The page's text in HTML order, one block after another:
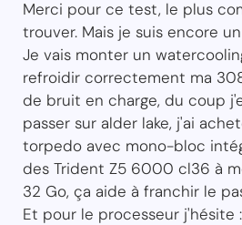
Merci pour ce test, le plus
trouver. Mais je suis encore
Je vais monter un
refroidir correctement ma
de bruit en charge, du coup
passer sur alder lake, j'ai
torpedo avec mono-bloc
des Trident Z5 6000 cl36 à
32 Go, ça aide à franchir le
Et pour le processeur j'hésite